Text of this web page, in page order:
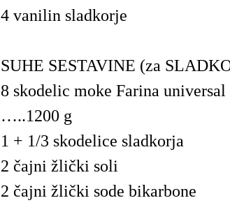
4 vanilin sladkorje
SUHE SESTAVINE (za
8 skodelic moke Farina
…..1200 g
1 + 1/3 skodelice sladkorja
2 čajni žlički soli
2 čajni žlički sode bikarbone